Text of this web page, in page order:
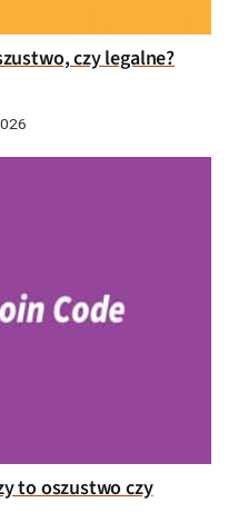
czy legalne?
to oszustwo czy